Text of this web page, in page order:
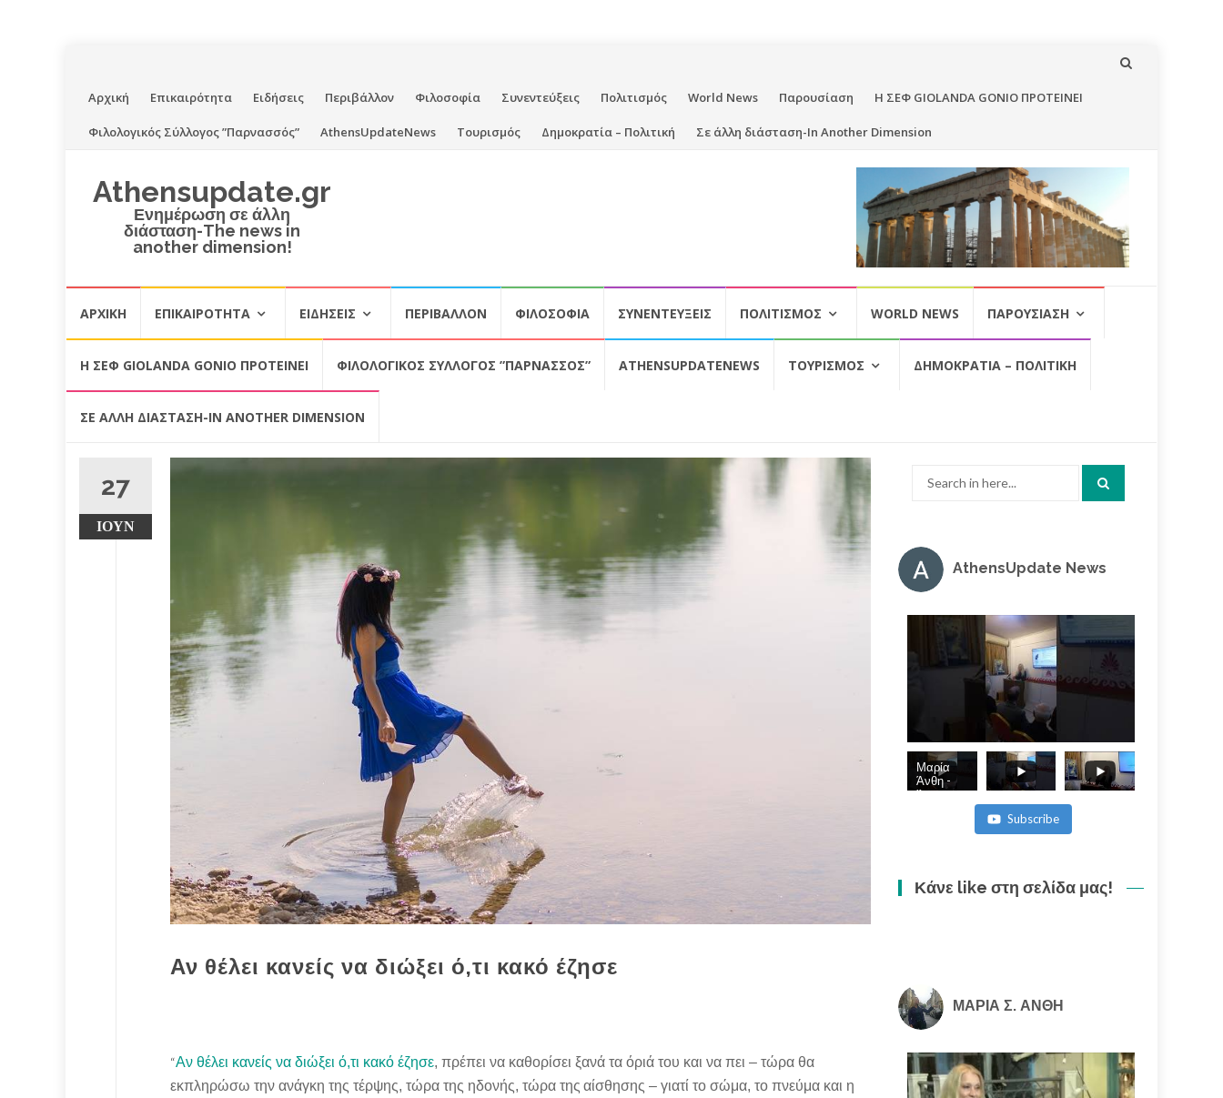
Skip
to
Αρχική Επικαιρότητα Ειδήσεις Περιβάλλον Φιλοσοφία Συνεντεύξεις Πολιτισμός World News Παρουσίαση Η ΣΕΦ GIOLANDA GONIO ΠΡΟΤΕΙΝΕΙ
Φιλολογικός Σύλλογος ”Παρνασσός” AthensUpdateNews Τουρισμός Δημοκρατία – Πολιτική Σε άλλη διάσταση-In Another Dimension
Athensupdate.gr
Ενημέρωση σε άλλη
διάσταση-The news in
another dimension!
content
ΑΡΧΙΚΉ ΕΠΙΚΑΙΡΌΤΗΤΑ ΕΙΔΉΣΕΙΣ ΠΕΡΙΒΆΛΛΟΝ ΦΙΛΟΣΟΦΊΑ ΣΥΝΕΝΤΕΎΞΕΙΣ ΠΟΛΙΤΙΣΜΌΣ WORLD NEWS ΠΑΡΟΥΣΊΑΣΗ
Η ΣΕΦ GIOLANDA GONIO ΠΡΟΤΕΙΝΕΙ ΦΙΛΟΛΟΓΙΚΌΣ ΣΎΛΛΟΓΟΣ ”ΠΑΡΝΑΣΣΌΣ” ATHENSUPDATENEWS ΤΟΥΡΙΣΜΌΣ ΔΗΜΟΚΡΑΤΊΑ – ΠΟΛΙΤΙΚΉ
ΣΕ ΆΛΛΗ ΔΙΆΣΤΑΣΗ-IN ANOTHER DIMENSION
27
ΙΟΎΝ
Αν θέλει κανείς να διώξει ό,τι κακό έζησε
“Αν θέλει κανείς να διώξει ό,τι κακό έζησε, πρέπει να καθορίσει ξανά τα όριά του και να πει – τώρα θα
εκπληρώσω την ανάγκη της τέρψης, τώρα της ηδονής, τώρα της αίσθησης – γιατί το σώμα, το πνεύμα και η
AthensUpdate News
Μαρία
Άνθη -
Άπωση, η
Subscribe
Κάνε like στη σελίδα μας!
ΜΑΡΙΑ Σ. ΑΝΘΗ